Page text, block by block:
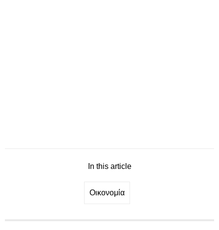
In this article
Οικονομία